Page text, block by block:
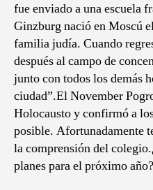
fue enviado a una escuela
Ginzburg nació en Moscú
familia judía. Cuando
después al campo de
junto con todos los demás
ciudad”.El November
Holocausto y confirmó a
posible. Afortunadamente
la comprensión del
planes para el próximo año?